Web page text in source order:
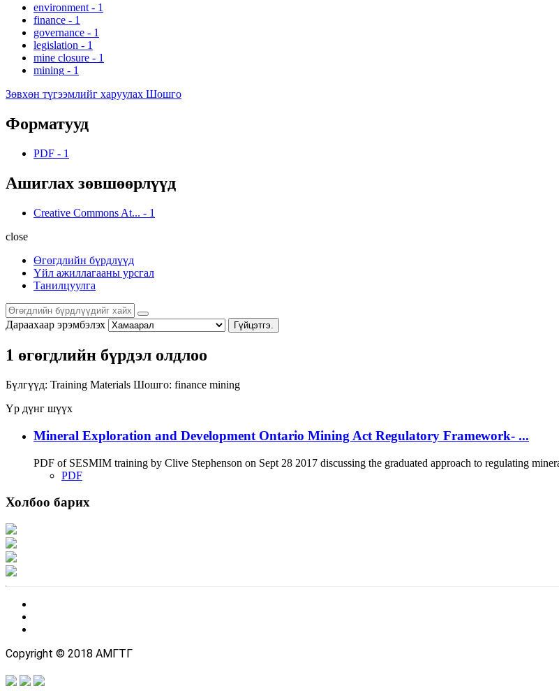
environment - 1
finance - 1
governance - 1
legislation - 1
mine closure - 1
mining - 1
Зөвхөн түгээмлийг харуулах Шошго
Форматууд
PDF - 1
Ашиглах зөвшөөрлүүд
Creative Commons At... - 1
close
Өгөгдлийн бүрдлүүд
Үйл ажиллагааны урсгал
Танилцуулга
Дараахаар эрэмбэлэх Гүйцэтгэ.
1 өгөгдлийн бүрдэл олдлоо
Бүлгүүд: Training Materials Шошго: finance mining
Үр дүнг шүүх
Mineral Exploration and Development Ontario Mining Act Regulatory Framework- ...
PDF of SESMIM training by Clive Stephenson on Sept 28 2017 discussing the graduated approach to regulating
PDF
Холбоо барих
Copyright © 2018 АМГТГ